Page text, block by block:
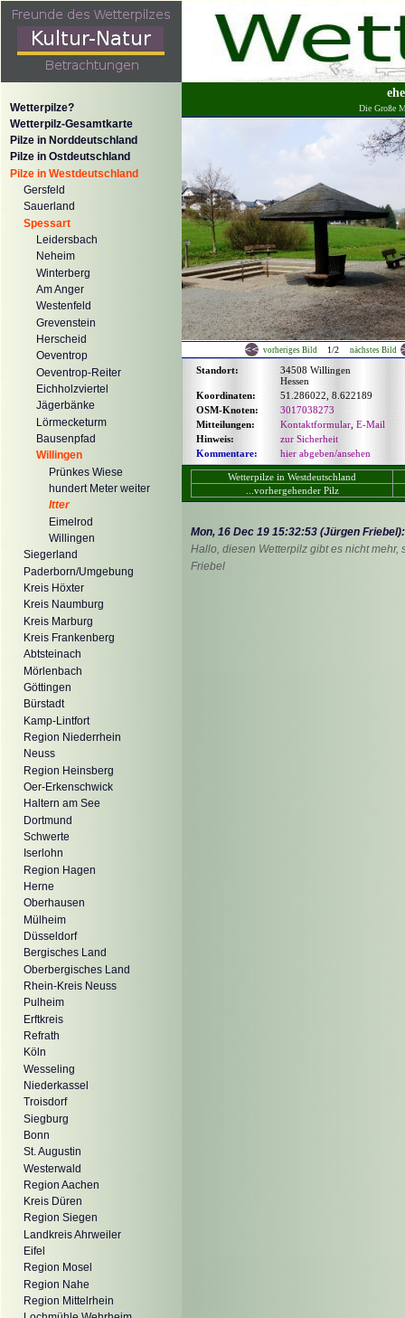
Wetterpilze?
Wetterpilz-Gesamtkarte
Pilze in Norddeutschland
Pilze in Ostdeutschland
Pilze in Westdeutschland
Gersfeld
Sauerland
Spessart
Leidersbach
Neheim
Winterberg
Am Anger
Westenfeld
Grevenstein
Herscheid
Oeventrop
Oeventrop-Reiter
Eichholzviertel
Jägerbänke
Lörmecketurm
Bausenpfad
Willingen
Prünkes Wiese
hundert Meter weiter
Itter
Eimelrod
Willingen
Siegerland
Paderborn/Umgebung
Kreis Höxter
Kreis Naumburg
Kreis Marburg
Kreis Frankenberg
Abtsteinach
Mörlenbach
Göttingen
Bürstadt
Kamp-Lintfort
Region Niederrhein
Neuss
Region Heinsberg
Oer-Erkenschwick
Haltern am See
Dortmund
Schwerte
Iserlohn
Region Hagen
Herne
Oberhausen
Mülheim
Düsseldorf
Bergisches Land
Oberbergisches Land
Rhein-Kreis Neuss
Pulheim
Erftkreis
Refrath
Köln
Wesseling
Niederkassel
Troisdorf
Siegburg
Bonn
St. Augustin
Westerwald
Region Aachen
Kreis Düren
Region Siegen
Landkreis Ahrweiler
Eifel
Region Mosel
Region Nahe
Region Mittelrhein
Die Große
vorheriges Bild 1/2 nächstes Bild
Standort:
34508 Willingen
Hessen
Koordinaten:
51.286022, 8.622189
OSM-Knoten:
3017038273
Mitteilungen:
Kontaktformular E-Mail
Hinweis:
zur Sicherheit
Kommentare:
hier abgeben/ansehen
Wetterpilze in Westdeutschland
...vorhergehender Pilz
Mon, 16 Dec 19 15:32:53 (Jürgen Friebel):
Hallo, diesen Wetterpilz gibt es nicht
Friebel